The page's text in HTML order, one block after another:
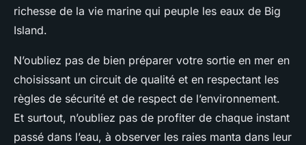
richesse de la vie marine qui peuple les eaux de Big
Island.
N’oubliez pas de bien préparer votre sortie en mer en
choisissant un circuit de qualité et en respectant les
règles de sécurité et de respect de l’environnement.
Et surtout, n’oubliez pas de profiter de chaque instant
passé dans l’eau, à observer les raies manta dans leur